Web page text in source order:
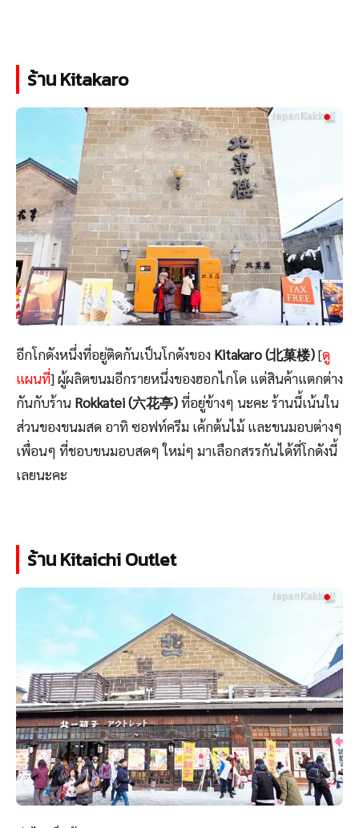
ร้าน Kitakaro
อีกโกดังหนึ่งที่อยู่ติดกันเป็นโกดังของ Kitakaro (北菓楼)[ดู
แผนที่] ผู้ผลิตขนมอีกรายหนึ่งของฮอกไกโด แต่สินค้าแตกต่าง
กันกับร้าน Rokkatei (六花亭)ที่อยู่ข้างๆ นะคะ ร้านนี้เน้นใน
ส่วนของขนมสด อาทิ ซอฟท์ครีม เค้กต้นไม้ และขนมอบต่างๆ
เพื่อนๆ ที่ชอบขนมอบสดๆ ใหม่ๆ มาเลือกสรรกันได้ที่โกดังนี้
เลยนะคะ
ร้าน Kitaichi Outlet